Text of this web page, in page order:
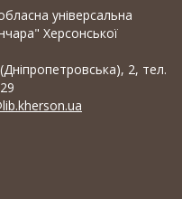
універсальна
Херсонської
2, тел.